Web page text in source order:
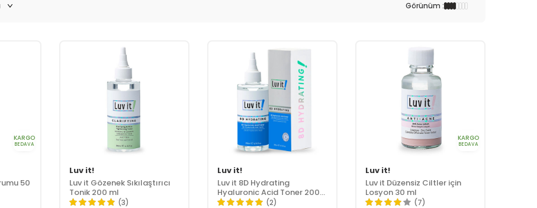
Görünüm :
KARGO
BEDAVA
50
Luv it!
Luv it Gözenek Sıkılaştırıcı
Tonik 200 ml
(3)
Luv it!
Luv it 8D Hydrating
Hyaluronic Acid Toner 200
ml
(2)
KARGO
BEDAVA
Luv it!
Luv it Düzensiz Ciltler için
Losyon 30 ml
(7)